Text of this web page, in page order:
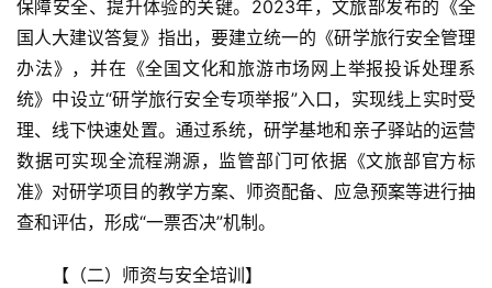
二
消
文
旅
融
合
保障安全、提升体验的关键。2023年，文旅部发布的《全
国人大建议答复》指出，要建立统一的《研学旅行安全管理
办法》，并在《全国文化和旅游市场网上举报投诉处理系
统》中设立“研学旅行安全专项举报”入口，实现线上实时受
理、线下快速处置。通过系统，研学基地和亲子驿站的运营
数据可实现全流程溯源，监管部门可依据《文旅部官方标
准》对研学项目的教学方案、师资配备、应急预案等进行抽
查和评估，形成“一票否决”机制。
【（二）师资与安全培训】